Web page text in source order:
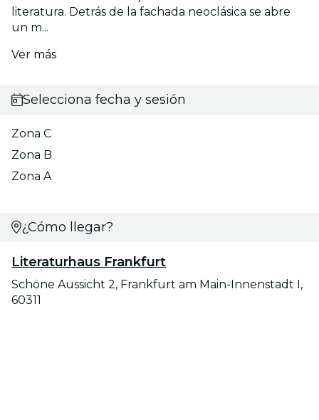
literatura. Detrás de la fachada neoclásica se abre
un m...
Ver más
Selecciona fecha y sesión
Zona C
Zona B
Zona A
¿Cómo llegar?
Literaturhaus Frankfurt
Schöne Aussicht 2, Frankfurt am Main-Innenstadt I,
60311